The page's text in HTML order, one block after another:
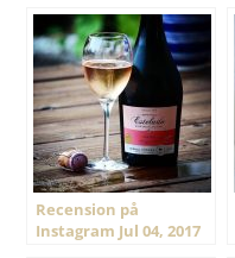
Recension på
Instagram Jul 04, 2017